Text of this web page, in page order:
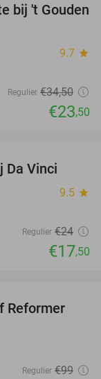
32%
bij 't Gouden
9.7 star
Regulier €34,50
€23,50
Da Vinci
9.5 star
Regulier €24
€17,50
71%
Reformer
Regulier €99